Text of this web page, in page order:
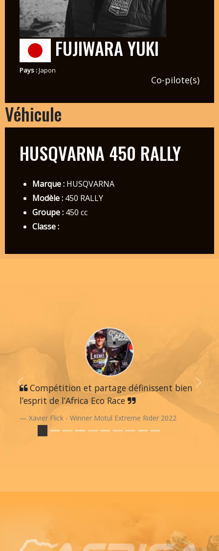
FUJIWARA YUKI
Pays :Japon
Co-pilote(s)
Véhicule
HUSQVARNA 450 RALLY
Marque :HUSQVARNA
Modèle :450 RALLY
Groupe :450 cc
Classe :
Compétition et partage définissent bien
l’esprit de l’Africa Eco Race
Xavier Flick - Winner Motul Extreme Rider 2022
Previous Next